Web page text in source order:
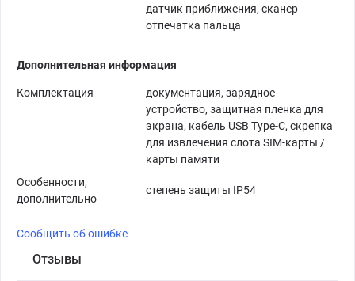
датчик приближения, сканер
отпечатка пальца
Дополнительная информация
Комплектация
документация, зарядное
устройство, защитная пленка для
экрана, кабель USB Type-C, скрепка
для извлечения слота SIM-карты /
карты памяти
Особенности,
дополнительно
степень защиты IP54
Сообщить об ошибке
Отзывы